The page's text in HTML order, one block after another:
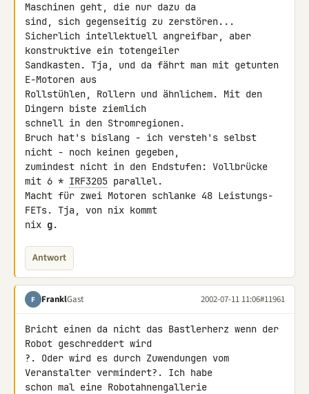
Maschinen geht, die nur dazu da
sind, sich gegenseitig zu zerstören...
Sicherlich intellektuell angreifbar, aber
konstruktive ein totengeiler
Sandkasten. Tja, und da fährt man mit getunten
E-Motoren aus
Rollstühlen, Rollern und ähnlichem. Mit den
Dingern biste ziemlich
schnell in den Stromregionen.
Bruch hat's bislang - ich versteh's selbst
nicht - noch keinen gegeben,
zumindest nicht in den Endstufen: Vollbrücke
mit 6 * IRF3205 parallel.
Macht für zwei Motoren schlanke 48 Leistungs-
FETs. Tja, von nix kommt
nix g.
Antwort
F FranklGast 2002-07-11 11:06#11961
Bricht einen da nicht das Bastlerherz wenn der
Robot geschreddert wird
?. Oder wird es durch Zuwendungen vom
Veranstalter vermindert?. Ich habe
schon mal eine Robotahnengallerie